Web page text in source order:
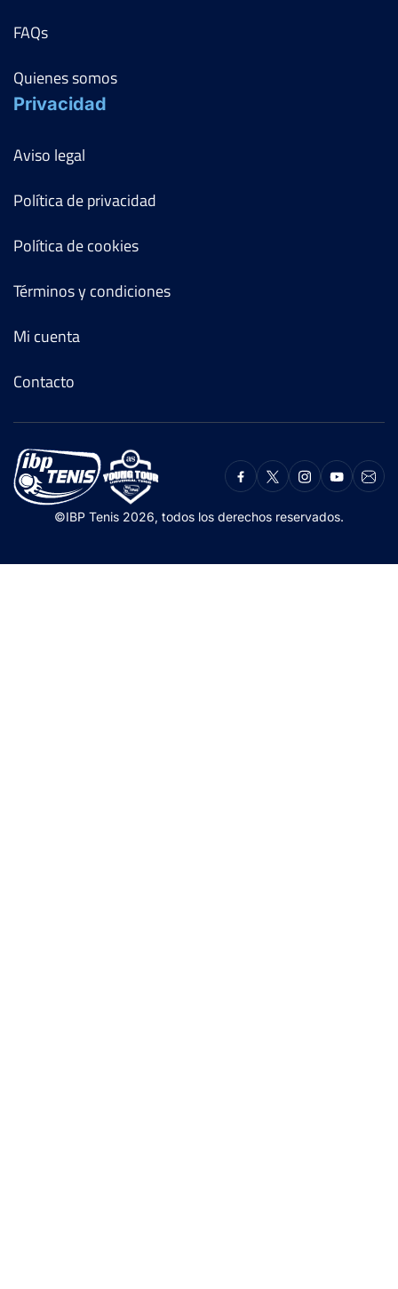
FAQs
Quienes somos
Privacidad
Aviso legal
Política de privacidad
Política de cookies
Términos y condiciones
Mi cuenta
Contacto
©IBP Tenis 2026, todos los derechos reservados.